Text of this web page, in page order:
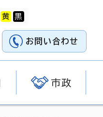
お問い合わせ
市政